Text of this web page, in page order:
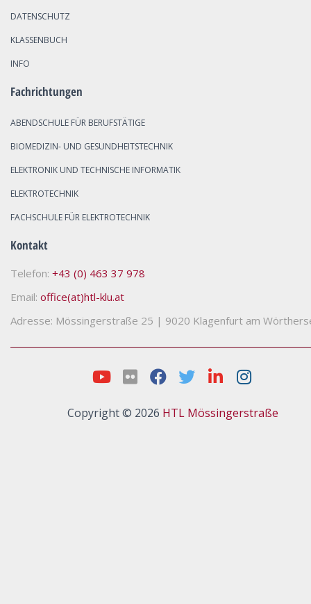
DATENSCHUTZ
KLASSENBUCH
INFO
Fachrichtungen
ABENDSCHULE FÜR BERUFSTÄTIGE
BIOMEDIZIN- UND GESUNDHEITSTECHNIK
ELEKTRONIK UND TECHNISCHE INFORMATIK
ELEKTROTECHNIK
FACHSCHULE FÜR ELEKTROTECHNIK
Kontakt
Telefon: +43 (0) 463 37 978
Email: office(at)htl-klu.at
Adresse: Mössingerstraße 25 | 9020 Klagenfurt am
Copyright © 2026 HTL Mössingerstraße